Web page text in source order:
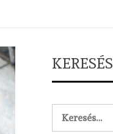
KERESÉS